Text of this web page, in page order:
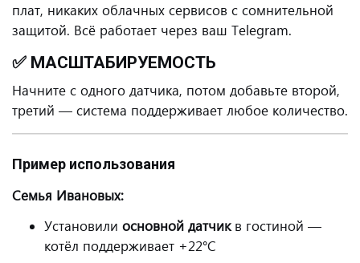
плат, никаких облачных сервисов с сомнительной
защитой. Всё работает через ваш Telegram.
✅ МАСШТАБИРУЕМОСТЬ
Начните с одного датчика, потом добавьте второй,
третий — система поддерживает любое количество.
Пример использования
Семья Ивановых:
Установили основной датчикв гостиной —
котёл поддерживает +22°C